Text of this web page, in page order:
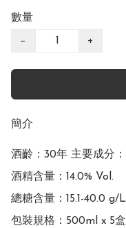
數量
− +
簡介
酒齡：30年 主要成分
酒精含量：14.0% Vol.
總糖含量：15.1-40.0 g/L
包裝規格：500ml x 5